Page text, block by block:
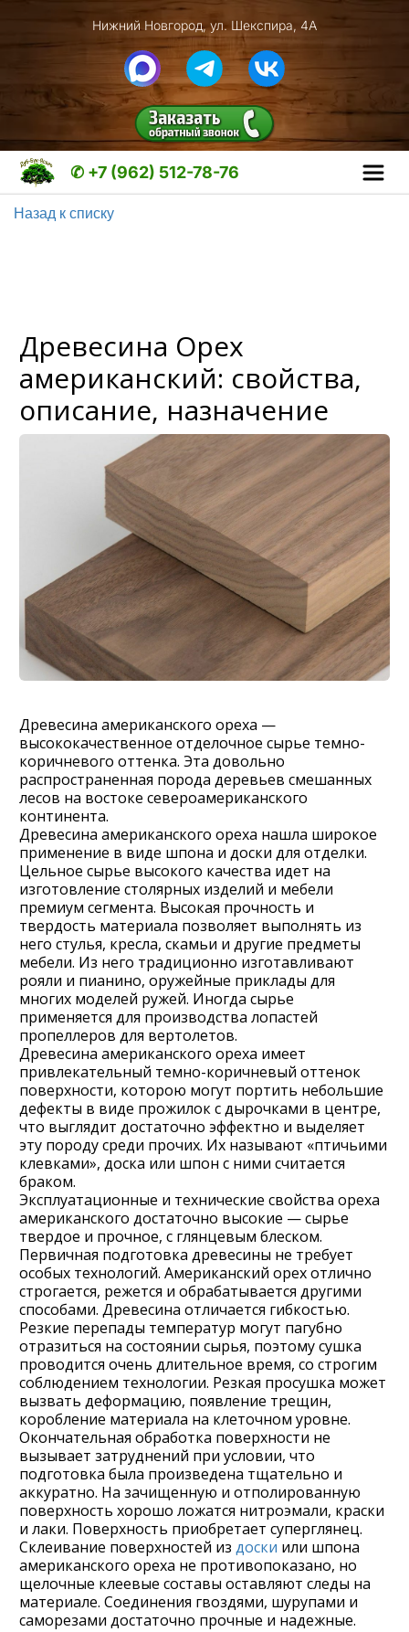
Нижний Новгород, ул. Шекспира, 4А
✆ +7 (962) 512-78-76
Назад к списку
Древесина Орех
американский: свойства,
описание, назначение
Древесина американского ореха —
высококачественное отделочное сырье темно-
коричневого оттенка. Эта довольно
распространенная порода деревьев смешанных
лесов на востоке североамериканского
континента.
Древесина американского ореха нашла широкое
применение в виде шпона и доски для отделки.
Цельное сырье высокого качества идет на
изготовление столярных изделий и мебели
премиум сегмента. Высокая прочность и
твердость материала позволяет выполнять из
него стулья, кресла, скамьи и другие предметы
мебели. Из него традиционно изготавливают
рояли и пианино, оружейные приклады для
многих моделей ружей. Иногда сырье
применяется для производства лопастей
пропеллеров для вертолетов.
Древесина американского ореха имеет
привлекательный темно-коричневый оттенок
поверхности, которою могут портить небольшие
дефекты в виде прожилок с дырочками в центре,
что выглядит достаточно эффектно и выделяет
эту породу среди прочих. Их называют «птичьими
клевками», доска или шпон с ними считается
браком.
Эксплуатационные и технические свойства ореха
американского достаточно высокие — сырье
твердое и прочное, с глянцевым блеском.
Первичная подготовка древесины не требует
особых технологий. Американский орех отлично
строгается, режется и обрабатывается другими
способами. Древесина отличается гибкостью.
Резкие перепады температур могут пагубно
отразиться на состоянии сырья, поэтому сушка
проводится очень длительное время, со строгим
соблюдением технологии. Резкая просушка может
вызвать деформацию, появление трещин,
коробление материала на клеточном уровне.
Окончательная обработка поверхности не
вызывает затруднений при условии, что
подготовка была произведена тщательно и
аккуратно. На зачищенную и отполированную
поверхность хорошо ложатся нитроэмали, краски
и лаки. Поверхность приобретает суперглянец.
Склеивание поверхностей из доски или шпона
американского ореха не противопоказано, но
щелочные клеевые составы оставляют следы на
материале. Соединения гвоздями, шурупами и
саморезами достаточно прочные и надежные.